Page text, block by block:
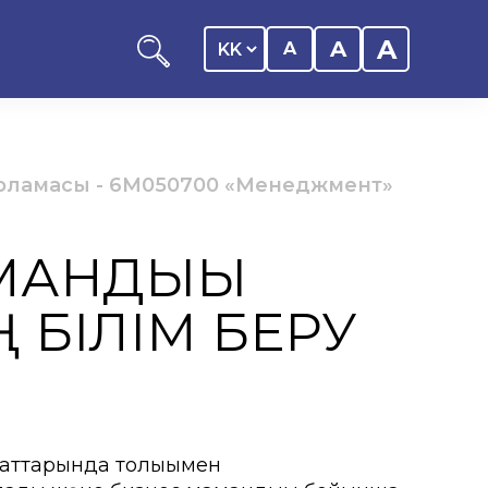
саясаты
A A A
- 6М050700 «Менеджмент»
БЕРУ
толығымен